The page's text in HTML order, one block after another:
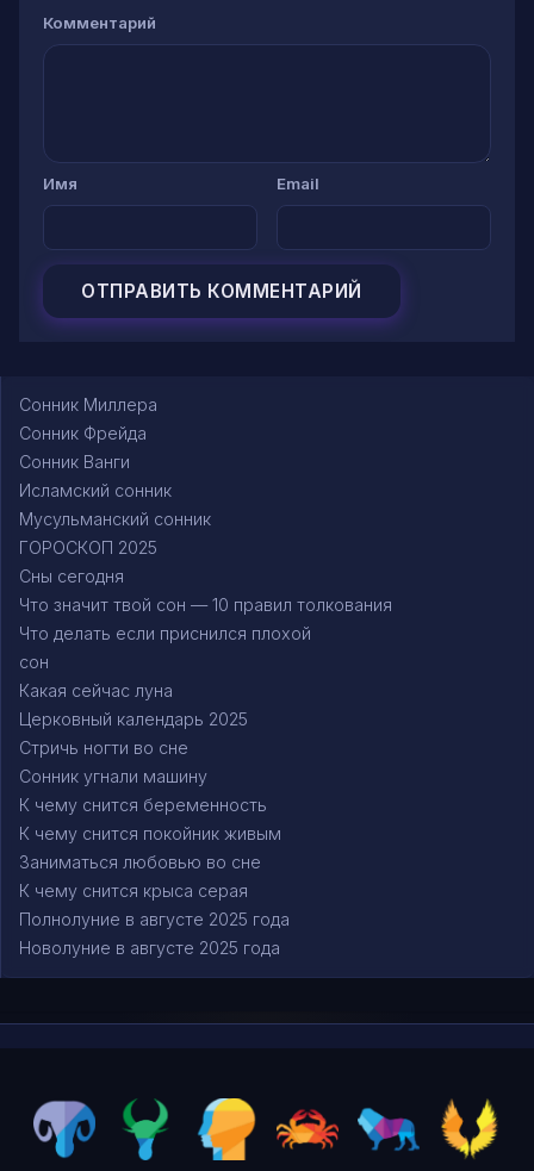
Комментарий
Имя Email
Сонник Миллера
Сонник Фрейда
Сонник Ванги
Исламский сонник
Мусульманский сонник
ГОРОСКОП 2025
Сны сегодня
Что значит твой сон — 10 правил толкования
Что делать если приснился плохой
сон
Какая сейчас луна
Церковный календарь 2025
Стричь ногти во сне
Сонник угнали машину
К чему снится беременность
К чему снится покойник живым
Заниматься любовью во сне
К чему снится крыса серая
Полнолуние в августе 2025 года
Новолуние в августе 2025 года